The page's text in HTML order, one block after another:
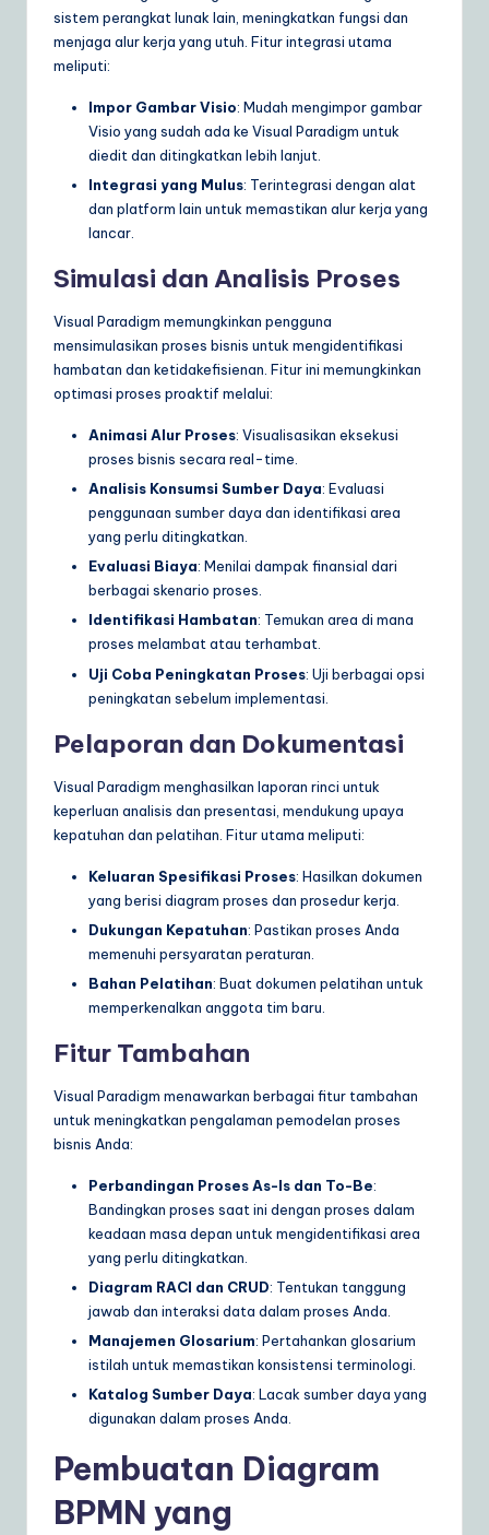
sistem perangkat lunak lain, meningkatkan fungsi dan
menjaga alur kerja yang utuh. Fitur integrasi utama
meliputi:
Impor Gambar Visio: Mudah mengimpor gambar
Visio yang sudah ada ke Visual Paradigm untuk
diedit dan ditingkatkan lebih lanjut.
Integrasi yang Mulus: Terintegrasi dengan alat
dan platform lain untuk memastikan alur kerja yang
lancar.
Simulasi dan Analisis Proses
Visual Paradigm memungkinkan pengguna
mensimulasikan proses bisnis untuk mengidentifikasi
hambatan dan ketidakefisienan. Fitur ini memungkinkan
optimasi proses proaktif melalui:
Animasi Alur Proses: Visualisasikan eksekusi
proses bisnis secara real-time.
Analisis Konsumsi Sumber Daya: Evaluasi
penggunaan sumber daya dan identifikasi area
yang perlu ditingkatkan.
Evaluasi Biaya: Menilai dampak finansial dari
berbagai skenario proses.
Identifikasi Hambatan: Temukan area di mana
proses melambat atau terhambat.
Uji Coba Peningkatan Proses: Uji berbagai opsi
peningkatan sebelum implementasi.
Pelaporan dan Dokumentasi
Visual Paradigm menghasilkan laporan rinci untuk
keperluan analisis dan presentasi, mendukung upaya
kepatuhan dan pelatihan. Fitur utama meliputi:
Keluaran Spesifikasi Proses: Hasilkan dokumen
yang berisi diagram proses dan prosedur kerja.
Dukungan Kepatuhan: Pastikan proses Anda
memenuhi persyaratan peraturan.
Bahan Pelatihan: Buat dokumen pelatihan untuk
memperkenalkan anggota tim baru.
Fitur Tambahan
Visual Paradigm menawarkan berbagai fitur tambahan
untuk meningkatkan pengalaman pemodelan proses
bisnis Anda:
Perbandingan Proses As-Is dan To-Be:
Bandingkan proses saat ini dengan proses dalam
keadaan masa depan untuk mengidentifikasi area
yang perlu ditingkatkan.
Diagram RACI dan CRUD: Tentukan tanggung
jawab dan interaksi data dalam proses Anda.
Manajemen Glosarium: Pertahankan glosarium
istilah untuk memastikan konsistensi terminologi.
Katalog Sumber Daya: Lacak sumber daya yang
digunakan dalam proses Anda.
Pembuatan Diagram
BPMN yang